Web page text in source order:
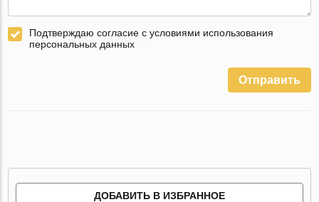
Подтверждаю согласие с условиями использования
персональных данных
Отправить
ДОБАВИТЬ В ИЗБРАННОЕ